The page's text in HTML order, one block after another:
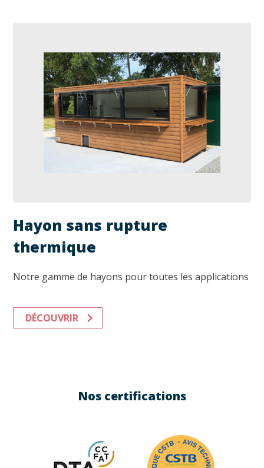
Hayon sans rupture
thermique
Notre gamme de hayons pour toutes les applications
DÉCOUVRIR
Nos certifications